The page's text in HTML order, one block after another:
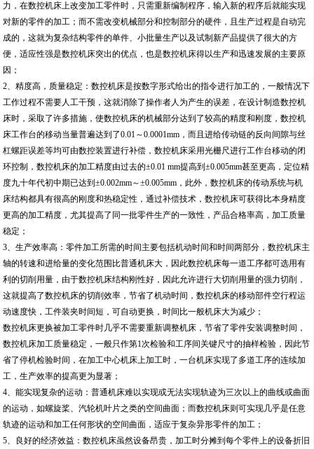
力，在数控机床上改变加工零件时，只需重新编制程序，输入新的程序后就能实现
对新的零件的加工；而不需改变机械部分和控制部分的硬件，且生产过程是自动完
成的，这就为复杂结构零件的单件、小批量生产以及试制新产品提供了很大的方
便，适应性强是数控机床突出的优点，也是数控机床得以生产和迅速发展的主要原
因；
2、精度高，质量稳定：数控机床是按数字形式给出的指令进行加工的，一般情况下
工作过程不需要人工干预，这就消除了操作者人为产生的误差，在设计制造数控机
床时，采取了许多措施，使数控机床的机械部分达到了较高的精度和刚度，数控机
床工作台的移动当量普遍达到了0.01～0.0001mm，而且进给传动链的反向间隙与丝
杠螺距误差等均可由数控装置进行补偿，数控机床采用光栅尺进行工作台移动的闭
环控制，数控机床的加工精度由过去的±0.01 mm提高到±0.005mm甚至更高，定位精
度九十年代初中期已达到±0.002mm～±0.005mm，此外，数控机床的传动系统与机
床结构都具有很高的刚度和热稳定性，通过补偿技术，数控机床可获得比本身精度
更高的加工精度，尤其提高了同一批零件生产的一致性，产品合格率高，加工质量
稳定；
3、生产效率高：零件加工所需的时间主要包括机动时间和时间两部分，数控机床主
轴的转速和进给量的变化范围比普通机床大，因此数控机床每一道工序都可选用有
利的切削用量，由于数控机床结构刚性好，因此允许进行大切削用量的强力切削，
这就提高了数控机床的切削效率，节省了机动时间，数控机床的移动部件空行程运
动速度快，工件装夹时间短，可自动更换，时间比一般机床大为减少；
数控机床更换被加工零件时几乎不需要重新调整机床，节省了零件安装调整时间，
数控机床加工质量稳定，一般只作第1次检验和工序间关键尺寸的抽样检验，因此节
省了停机检验时间，在加工中心机床上加工时，一台机床实现了多道工序的连续加
工，生产效率的提高更为显著；
4、能实现复杂的运动：普通机床难以实现或无法实现轨迹为三次以上的曲线或曲面
的运动，如螺旋桨、汽轮机叶片之类的空间曲面；而数控机床则可实现几乎是任意
轨迹的运动和加工任何形状的空间曲面，适应于复杂异形零件的加工；
5、良好的经济效益：数控机床虽然设备昂贵，加工时分摊到每个零件上的设备折旧